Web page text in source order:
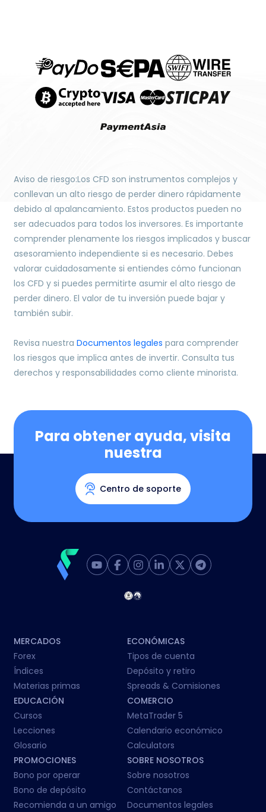
Aviso de riesgo:Los CFD son instrumentos complejos y
conllevan un alto riesgo de perder dinero rápidamente
debido al apalancamiento. Estos productos pueden no
ser adecuados para todos los inversores. Es importante
comprender plenamente los riesgos implicados y buscar
asesoramiento independiente si es necesario. Debes
valorar cuidadosamente si entiendes cómo funcionan
los CFD y si puedes permitirte asumir el alto riesgo de
perder dinero. El valor de tu inversión puede bajar y
también subir.
Revisa nuestraDocumentos legales para comprender
los riesgos que implica antes de invertir. Consulta tus
derechos y responsabilidades como cliente minorista.
Para obtener ayuda, visita
nuestra
Centro de soporte
MERCADOS
Forex
Índices
Materias primas
ECONÓMICAS
Tipos de cuenta
Depósito y retiro
Spreads & Comisiones
EDUCACIÓN
Cursos
Lecciones
Glosario
COMERCIO
MetaTrader 5
Calendario económico
Calculators
PROMOCIONES
Bono por operar
Bono de depósito
Recomienda a un amigo
SOBRE NOSOTROS
Sobre nosotros
Contáctanos
Documentos legales